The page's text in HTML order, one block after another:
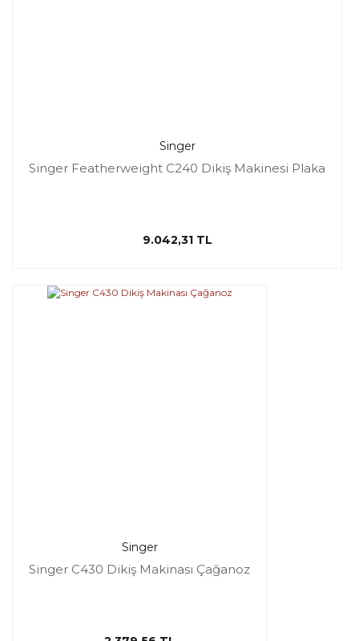
Singer
Singer Featherweight C240 Dikiş Makinesi Plaka
9.042,31 TL
Singer
Singer C430 Dikiş Makinası Çağanoz